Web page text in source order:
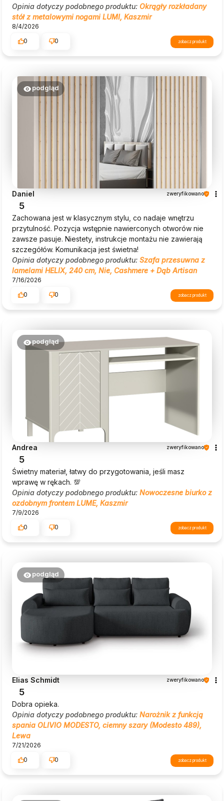
Opinia dotyczy podobnego produktu: Okrągły rozkładany
stół z metalowymi nogami LUMI, Kaszmir
8/4/2026
0
0 zobacz produkt
podgląd
Daniel zweryfikowano
5
Zachowana jest w klasycznym stylu, co nadaje wnętrzu
przytulność. Pozycja wstępnie nawierconych otworów nie
zawsze pasuje. Niestety, instrukcje montażu nie zawierają
szczegółów. Komunikacja jest świetna!
Opinia dotyczy podobnego produktu: Szafa przesuwna z
lamelami HELIX, 240 cm, Nie, Cashmere + Dąb Artisan
7/16/2026
0
0 zobacz produkt
podgląd
Andrea zweryfikowano
5
Świetny materiał, łatwy do przygotowania, jeśli masz
wprawę w rękach. 💯
Opinia dotyczy podobnego produktu: Nowoczesne biurko z
ozdobnym frontem LUME, Kaszmir
7/9/2026
0
0 zobacz produkt
podgląd
Elias Schmidt zweryfikowano
5
Dobra opieka.
Opinia dotyczy podobnego produktu: Narożnik z funkcją
spania OLIVIO MODESTO, ciemny szary (Modesto 489),
Lewa
7/21/2026
0
0 zobacz produkt